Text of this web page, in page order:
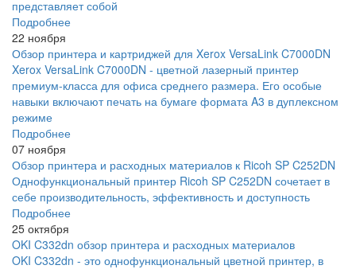
представляет собой
Подробнее
22 ноября
Обзор принтера и картриджей для Xerox VersaLink C7000DN
Xerox VersaLink C7000DN - цветной лазерный принтер
премиум-класса для офиса среднего размера. Его особые
навыки включают печать на бумаге формата A3 в дуплексном
режиме
Подробнее
07 ноября
Обзор принтера и расходных материалов к Ricoh SP C252DN
Однофункциональный принтер Ricoh SP C252DN сочетает в
себе производительность, эффективность и доступность
Подробнее
25 октября
OKI C332dn обзор принтера и расходных материалов
OKI C332dn - это однофункциональный цветной принтер, в